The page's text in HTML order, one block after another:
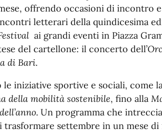
offrendo occasioni di incontro
letterari della quindicesima
ai grandi eventi in Piazza
del cartellone: il concerto dell’
di Bari.
le iniziative sportive e sociali, come
della mobilità sostenibile, fino alla
. Un programma che
trasformare settembre in un mese di